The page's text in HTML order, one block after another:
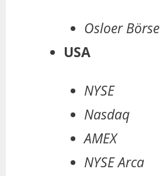
Osloer Börse
USA
NYSE
Nasdaq
AMEX
NYSE Arca